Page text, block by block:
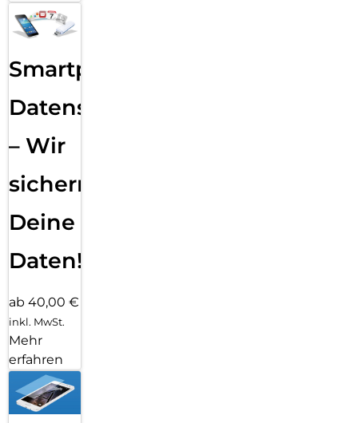
Smartphone
Datensicherung
– Wir
sichern
Deine
Daten!
ab 40,00 €
inkl. MwSt.
Mehr
erfahren